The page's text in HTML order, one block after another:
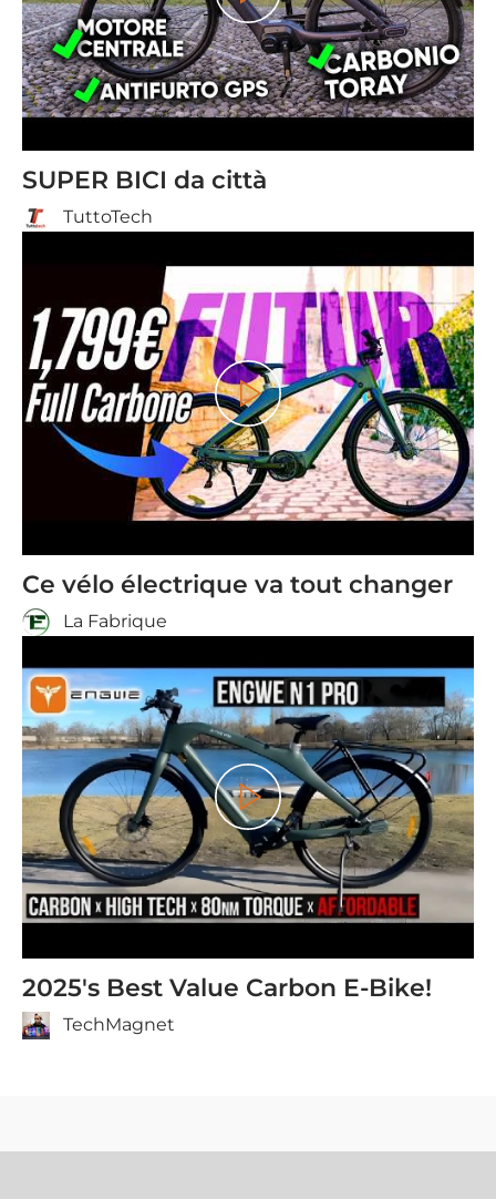
SUPER BICI da città
TuttoTech
Spielen
Ce vélo électrique va tout changer
La Fabrique
Spielen
2025's Best Value Carbon E-Bike!
TechMagnet